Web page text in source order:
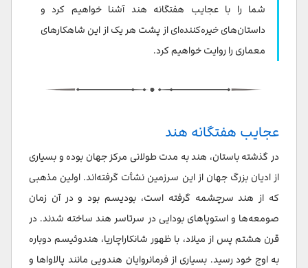
شما را با عجایب هفتگانه هند آشنا خواهیم کرد و
داستان‌های خیره‌کننده‌ای از پشت هر یک از این شاهکارهای
معماری را روایت خواهیم کرد.
عجایب هفتگانه هند
در گذشته باستان، هند به مدت طولانی مرکز جهان بوده و بسیاری
از ادیان بزرگ جهان از این سرزمین نشأت گرفته‌اند. اولین مذهبی
که از هند سرچشمه گرفته است، بودیسم بود و در آن زمان
صومعه‌ها و استوپاهای بودایی در سرتاسر هند ساخته شدند. در
قرن هشتم پس از میلاد، با ظهور شانکاراچاریا، هندوئیسم دوباره
به اوج خود رسید. بسیاری از فرمانروایان هندویی مانند پالاواها و